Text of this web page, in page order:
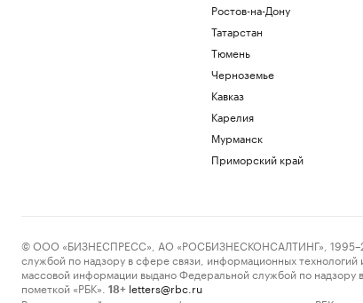
Ростов-на-Дону
Татарстан
Тюмень
Черноземье
Кавказ
Карелия
Мурманск
Приморский край
© ООО «БИЗНЕСПРЕСС», АО «РОСБИЗНЕСКОНСАЛТИНГ»,
службой по надзору в сфере связи, информационных
массовой информации выдано Федеральной службой по
пометкой «РБК».
18+ letters@rbc.ru